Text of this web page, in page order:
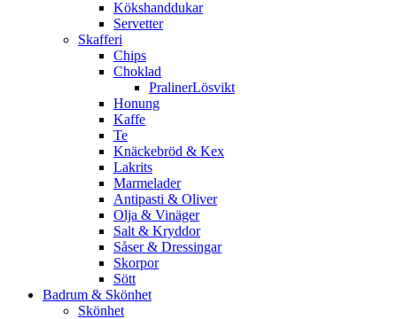
Kökshanddukar
Servetter
Skafferi
Chips
Choklad
PralinerLösvikt
Honung
Kaffe
Te
Knäckebröd & Kex
Lakrits
Marmelader
Antipasti & Oliver
Olja & Vinäger
Salt & Kryddor
Såser & Dressingar
Skorpor
Sött
Badrum & Skönhet
Skönhet